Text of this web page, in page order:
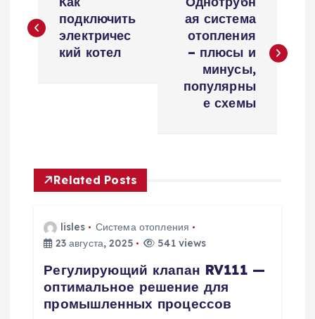
а
а
ц
подключить
электричес
кий котел
ая система
отопления
– плюсы и
минусы,
популярны
е схемы
Related Posts
lisles
Система отопления
23 августа, 2025
541 views
Регулирующий клапан RV111 —
оптимальное решение для
промышленных процессов